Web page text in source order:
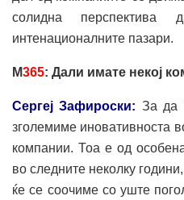
солидна
интенационалните пазари.
М365: Дали имате некој
Сергеј Зафироски: За да
зголемиме иновативноста
компании. Тоа е од
во следните неколку
ќе се соочиме со уште